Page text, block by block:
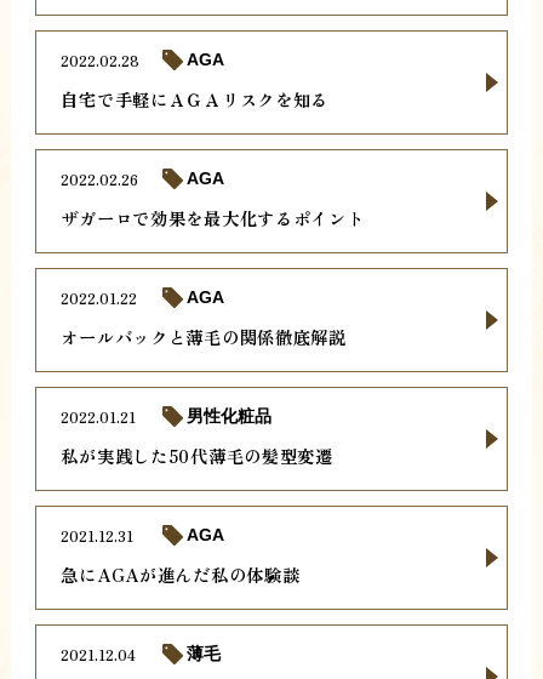
自宅で手軽にＡＧＡリスクを知る
2022.02.28 AGA
ザガーロで効果を最大化するポイント
2022.02.26 AGA
オールバックと薄毛の関係徹底解説
2022.01.22 AGA
私が実践した50代薄毛の髪型変遷
2022.01.21 男性化粧品
急にAGAが進んだ私の体験談
2021.12.31 AGA
2021.12.04 薄毛